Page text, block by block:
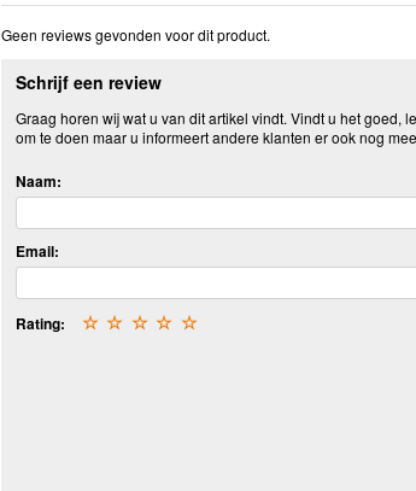
Geen reviews gevonden voor dit product.
Schrijf een review
Graag horen wij wat u van dit artikel vindt. Vindt u het goed,
om te doen maar u informeert andere klanten er ook nog
Naam:
Email:
Rating: ☆
☆
☆
☆
☆